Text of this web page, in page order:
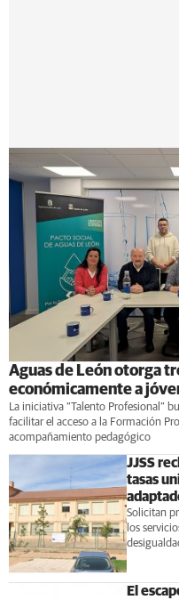
Aguas de León otorga
económicamente a
La iniciativa “Talento Profesional”
facilitar el acceso a la Formación
acompañamiento pedagógico
JJSS
tasas
Solicitan
los
El